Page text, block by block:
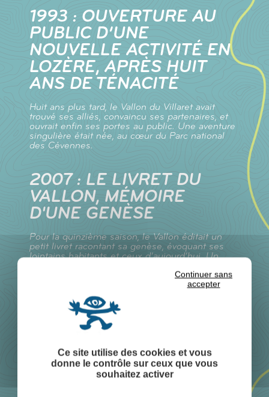
Ce site utilise des cookies et vous
donne le contrôle sur ceux que vous
souhaitez activer
Continuer sans
accepter
1993 : OUVERTURE AU
PUBLIC D’UNE
NOUVELLE ACTIVITÉ EN
LOZÈRE, APRÈS HUIT
ANS DE TÉNACITÉ
Huit ans plus tard, le Vallon du Villaret avait
trouvé ses alliés, convaincu ses partenaires, et
ouvrait enfin ses portes au public. Une aventure
singulière était née, au cœur du Parc national
des Cévennes.
2007 : LE LIVRET DU
VALLON, MÉMOIRE
D'UNE GENÈSE
Pour la quinzième saison, le Vallon éditait un
petit livret racontant sa genèse, évoquant ses
lointains habitants et ceux d’aujourd’hui. Un
VALLON :